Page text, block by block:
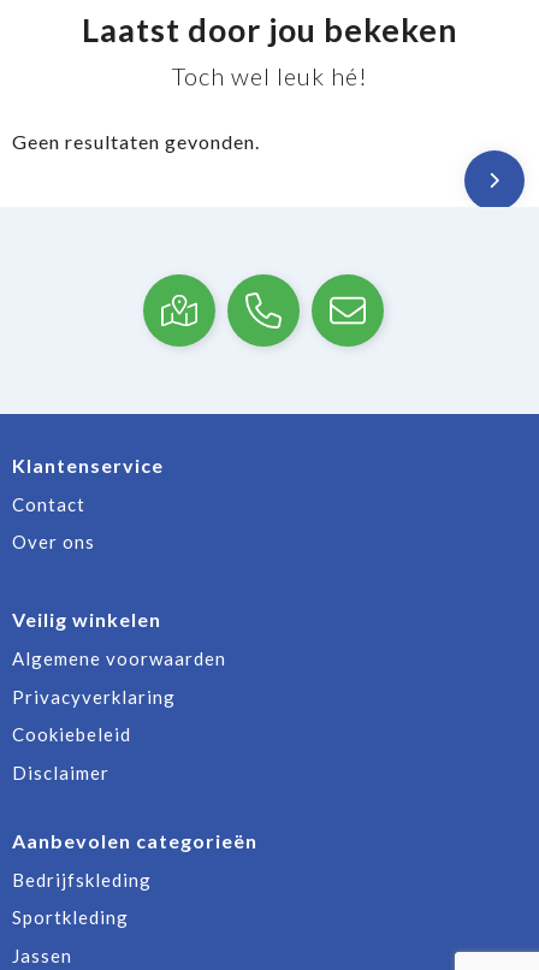
Laatst door jou bekeken
Toch wel leuk hé!
Geen resultaten gevonden.
Klantenservice
Contact
Over ons
Veilig winkelen
Algemene voorwaarden
Privacyverklaring
Cookiebeleid
Disclaimer
Aanbevolen categorieën
Bedrijfskleding
Sportkleding
Jassen